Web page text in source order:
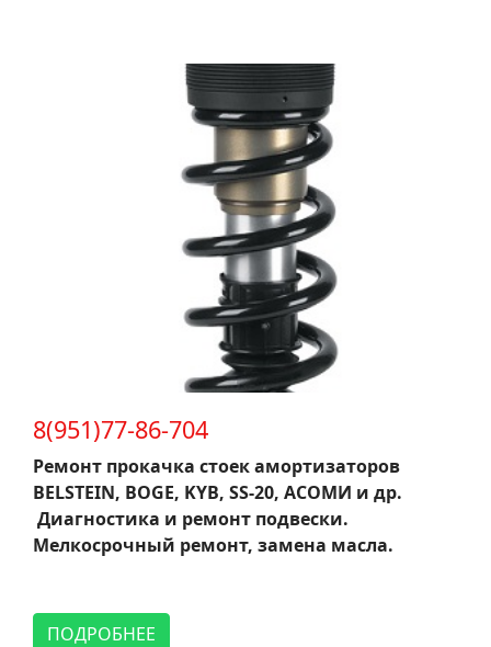
8(951)77-86-704
Ремонт прокачка стоек амортизаторов
BELSTEIN, BOGE, KYB, SS-20, АСОМИ и др.
Диагностика и ремонт подвески.
Мелкосрочный ремонт, замена масла.
ПОДРОБНЕЕ